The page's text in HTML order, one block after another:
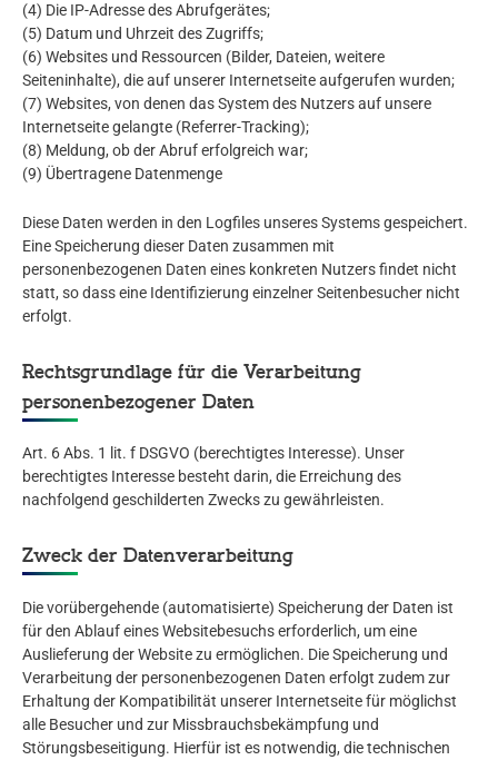
(4) Die IP-Adresse des Abrufgerätes;
(5) Datum und Uhrzeit des Zugriffs;
(6) Websites und Ressourcen (Bilder, Dateien, weitere
Seiteninhalte), die auf unserer Internetseite aufgerufen wurden;
(7) Websites, von denen das System des Nutzers auf unsere
Internetseite gelangte (Referrer-Tracking);
(8) Meldung, ob der Abruf erfolgreich war;
(9) Übertragene Datenmenge
Diese Daten werden in den Logfiles unseres Systems gespeichert.
Eine Speicherung dieser Daten zusammen mit
personenbezogenen Daten eines konkreten Nutzers findet nicht
statt, so dass eine Identifizierung einzelner Seitenbesucher nicht
erfolgt.
Rechtsgrundlage für die Verarbeitung
personenbezogener Daten
Art. 6 Abs. 1 lit. f DSGVO (berechtigtes Interesse). Unser
berechtigtes Interesse besteht darin, die Erreichung des
nachfolgend geschilderten Zwecks zu gewährleisten.
Zweck der Datenverarbeitung
Die vorübergehende (automatisierte) Speicherung der Daten ist
für den Ablauf eines Websitebesuchs erforderlich, um eine
Auslieferung der Website zu ermöglichen. Die Speicherung und
Verarbeitung der personenbezogenen Daten erfolgt zudem zur
Erhaltung der Kompatibilität unserer Internetseite für möglichst
alle Besucher und zur Missbrauchsbekämpfung und
Störungsbeseitigung. Hierfür ist es notwendig, die technischen